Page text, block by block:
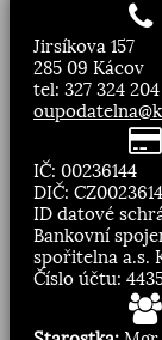
Jirsíkova 157
285 09 Kácov
tel: 327 324 204
IČ: 00236144
DIČ:
ID datové
Bankovní
spořitelna a.s.
Číslo účtu: